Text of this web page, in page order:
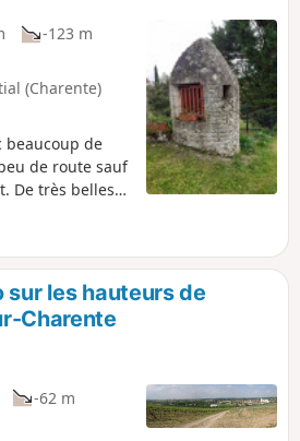
-123 m
(Charente)
beaucoup de
de route sauf
De très belles
de
bois.
sur les hauteurs de
Charente
-62 m